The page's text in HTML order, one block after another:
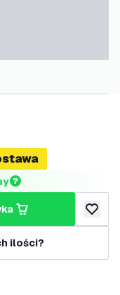
dodaj
ilości?